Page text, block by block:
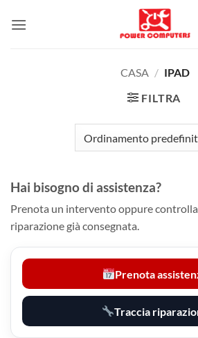
CASA / IPAD
FILTRA
Hai bisogno di assistenza?
Prenota un intervento oppure
riparazione già consegnata.
Prenota
Traccia